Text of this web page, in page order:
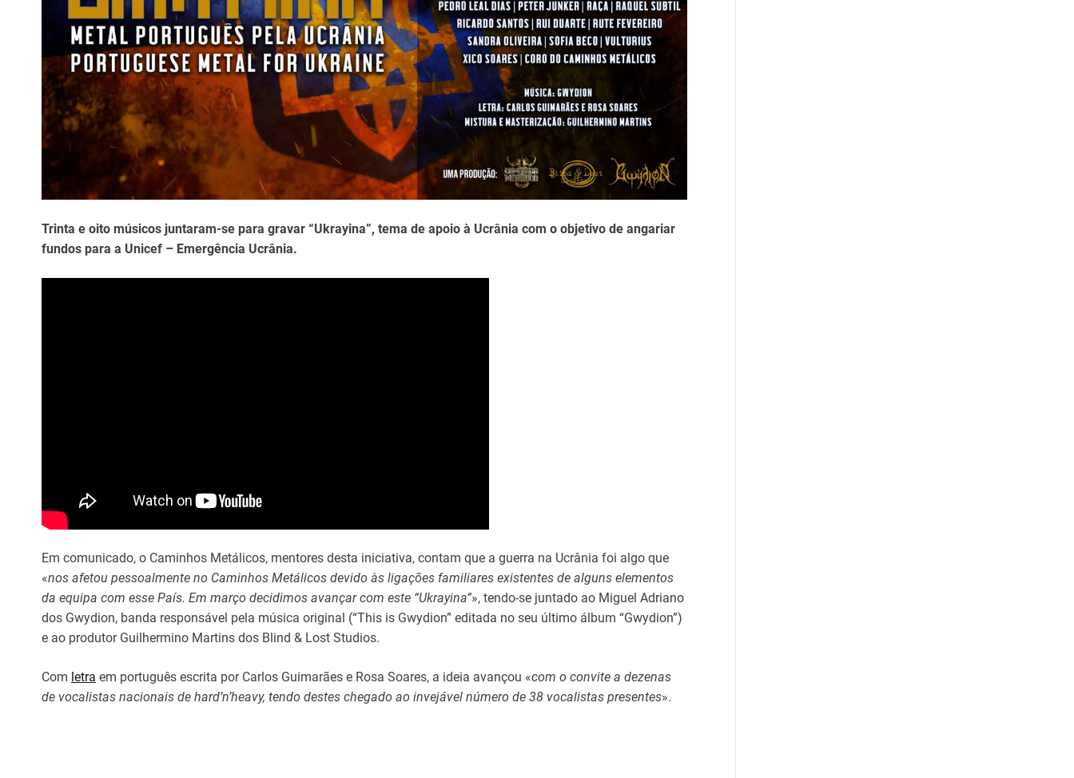
i
m
e
Trinta e oito músicos juntaram-se para gravar “Ukrayina”, tema de apoio à Ucrânia com o objetivo de angariar
fundos para a Unicef – Emergência Ucrânia.
Em comunicado, o Caminhos Metálicos, mentores desta iniciativa, contam que a guerra na Ucrânia foi algo que
«nos afetou pessoalmente no Caminhos Metálicos devido às ligações familiares existentes de alguns elementos
da equipa com esse País. Em março decidimos avançar com este “Ukrayina”», tendo-se juntado ao Miguel Adriano
dos Gwydion, banda responsável pela música original (“This is Gwydion” editada no seu último álbum “Gwydion”)
e ao produtor Guilhermino Martins dos Blind & Lost Studios.
Com letra em português escrita por Carlos Guimarães e Rosa Soares, a ideia avançou «com o convite a dezenas
de vocalistas nacionais de hard’n’heavy, tendo destes chegado ao invejável número de 38 vocalistas presentes».